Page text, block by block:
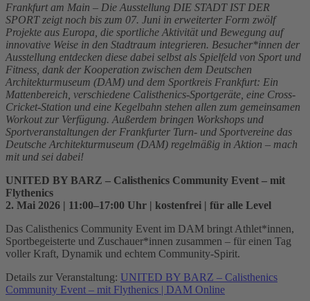
Frankfurt am Main – Die Ausstellung DIE STADT IST DER
SPORT zeigt noch bis zum 07. Juni in erweiterter Form zwölf
Projekte aus Europa, die sportliche Aktivität und Bewegung auf
innovative Weise in den Stadtraum integrieren. Besucher*innen der
Ausstellung entdecken diese dabei selbst als Spielfeld von Sport und
Fitness, dank der Kooperation zwischen dem Deutschen
Architekturmuseum (DAM) und dem Sportkreis Frankfurt: Ein
Mattenbereich, verschiedene Calisthenics-Sportgeräte, eine Cross-
Cricket-Station und eine Kegelbahn stehen allen zum gemeinsamen
Workout zur Verfügung. Außerdem bringen Workshops und
Sportveranstaltungen der Frankfurter Turn- und Sportvereine das
Deutsche Architekturmuseum (DAM) regelmäßig in Aktion – mach
mit und sei dabei!
UNITED BY BARZ – Calisthenics Community Event – mit
Flythenics
2. Mai 2026 | 11:00–17:00 Uhr | kostenfrei | für alle Level
Das Calisthenics Community Event im DAM bringt Athlet*innen,
Sportbegeisterte und Zuschauer*innen zusammen – für einen Tag
voller Kraft, Dynamik und echtem Community-Spirit.
Details zur Veranstaltung: UNITED BY BARZ – Calisthenics
Community Event – mit Flythenics | DAM Online